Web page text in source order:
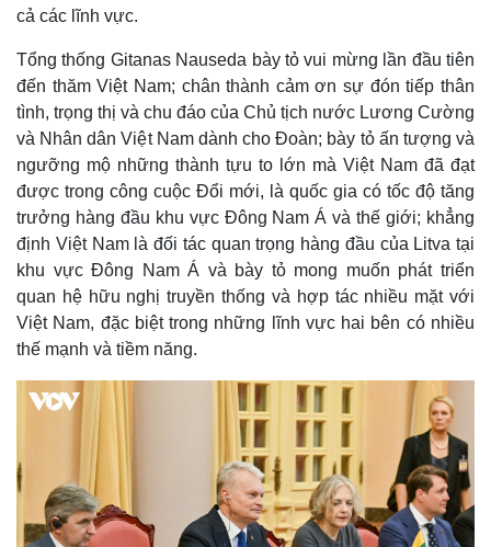
cả các lĩnh vực.
Tổng thống Gitanas Nauseda bày tỏ vui mừng lần đầu tiên
đến thăm Việt Nam; chân thành cảm ơn sự đón tiếp thân
tình, trọng thị và chu đáo của Chủ tịch nước Lương Cường
và Nhân dân Việt Nam dành cho Đoàn; bày tỏ ấn tượng và
ngưỡng mộ những thành tựu to lớn mà Việt Nam đã đạt
được trong công cuộc Đổi mới, là quốc gia có tốc độ tăng
trưởng hàng đầu khu vực Đông Nam Á và thế giới; khẳng
định Việt Nam là đối tác quan trọng hàng đầu của Litva tại
khu vực Đông Nam Á và bày tỏ mong muốn phát triển
quan hệ hữu nghị truyền thống và hợp tác nhiều mặt với
Việt Nam, đặc biệt trong những lĩnh vực hai bên có nhiều
thế mạnh và tiềm năng.